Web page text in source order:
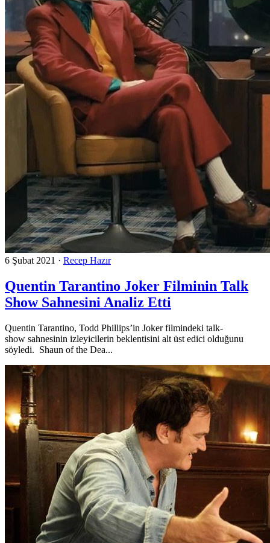
6 Şubat 2021 · Recep Hazır
Quentin Tarantino Joker Filminin Talk
Show Sahnesini Analiz Etti
Quentin Tarantino, Todd Phillips’in Joker filmindeki talk-
show sahnesinin izleyicilerin beklentisini alt üst edici olduğunu
söyledi. Shaun of the Dea...